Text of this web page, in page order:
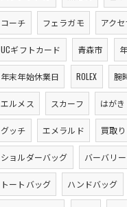
コーチ フェラガモ アク
UCギフトカード 青森市
年末年始休業日 ROLEX 腕
エルメス スカーフ はがき
グッチ エメラルド 買取り
ショルダーバッグ バーバリー
トートバッグ ハンドバッグ